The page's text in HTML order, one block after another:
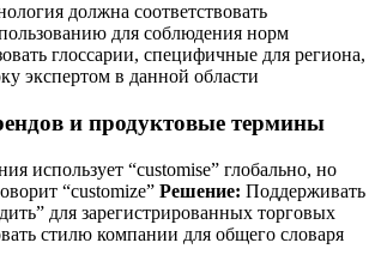
должна соответствовать
для соблюдения норм
глоссарии, специфичные для региона,
экспертом в данной области
и продуктовые термины
использует “customise” глобально, но
“customize” Решение: Поддерживать
для зарегистрированных торговых
стилю компании для общего словаря